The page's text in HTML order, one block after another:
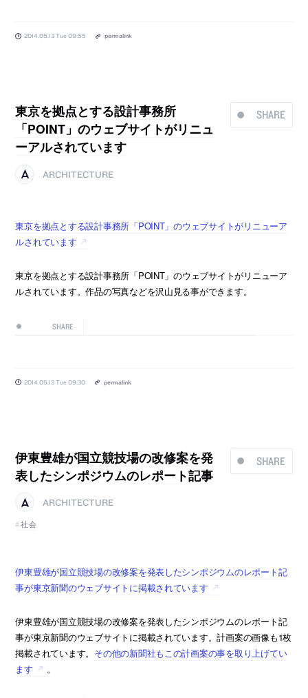
2014.05.13 Tue 09:55 permalink
SHARE
東京を拠点とする設計事務所
「POINT」のウェブサイトがリニュ
ーアルされています
ARCHITECTURE
東京を拠点とする設計事務所「POINT」のウェブサイトがリニューア
ルされています
東京を拠点とする設計事務所「POINT」のウェブサイトがリニューア
ルされています。作品の写真などを沢山見る事ができます。
SHARE
2014.05.13 Tue 09:30 permalink
SHARE
伊東豊雄が国立競技場の改修案を発
表したシンポジウムのレポート記事
ARCHITECTURE
社会
伊東豊雄が国立競技場の改修案を発表したシンポジウムのレポート記
事が東京新聞のウェブサイトに掲載されています
伊東豊雄が国立競技場の改修案を発表したシンポジウムのレポート記
事が東京新聞のウェブサイトに掲載されています。計画案の画像も1枚
掲載されています。 その他の新聞社もこの計画案の事を取り上げてい
ます
。